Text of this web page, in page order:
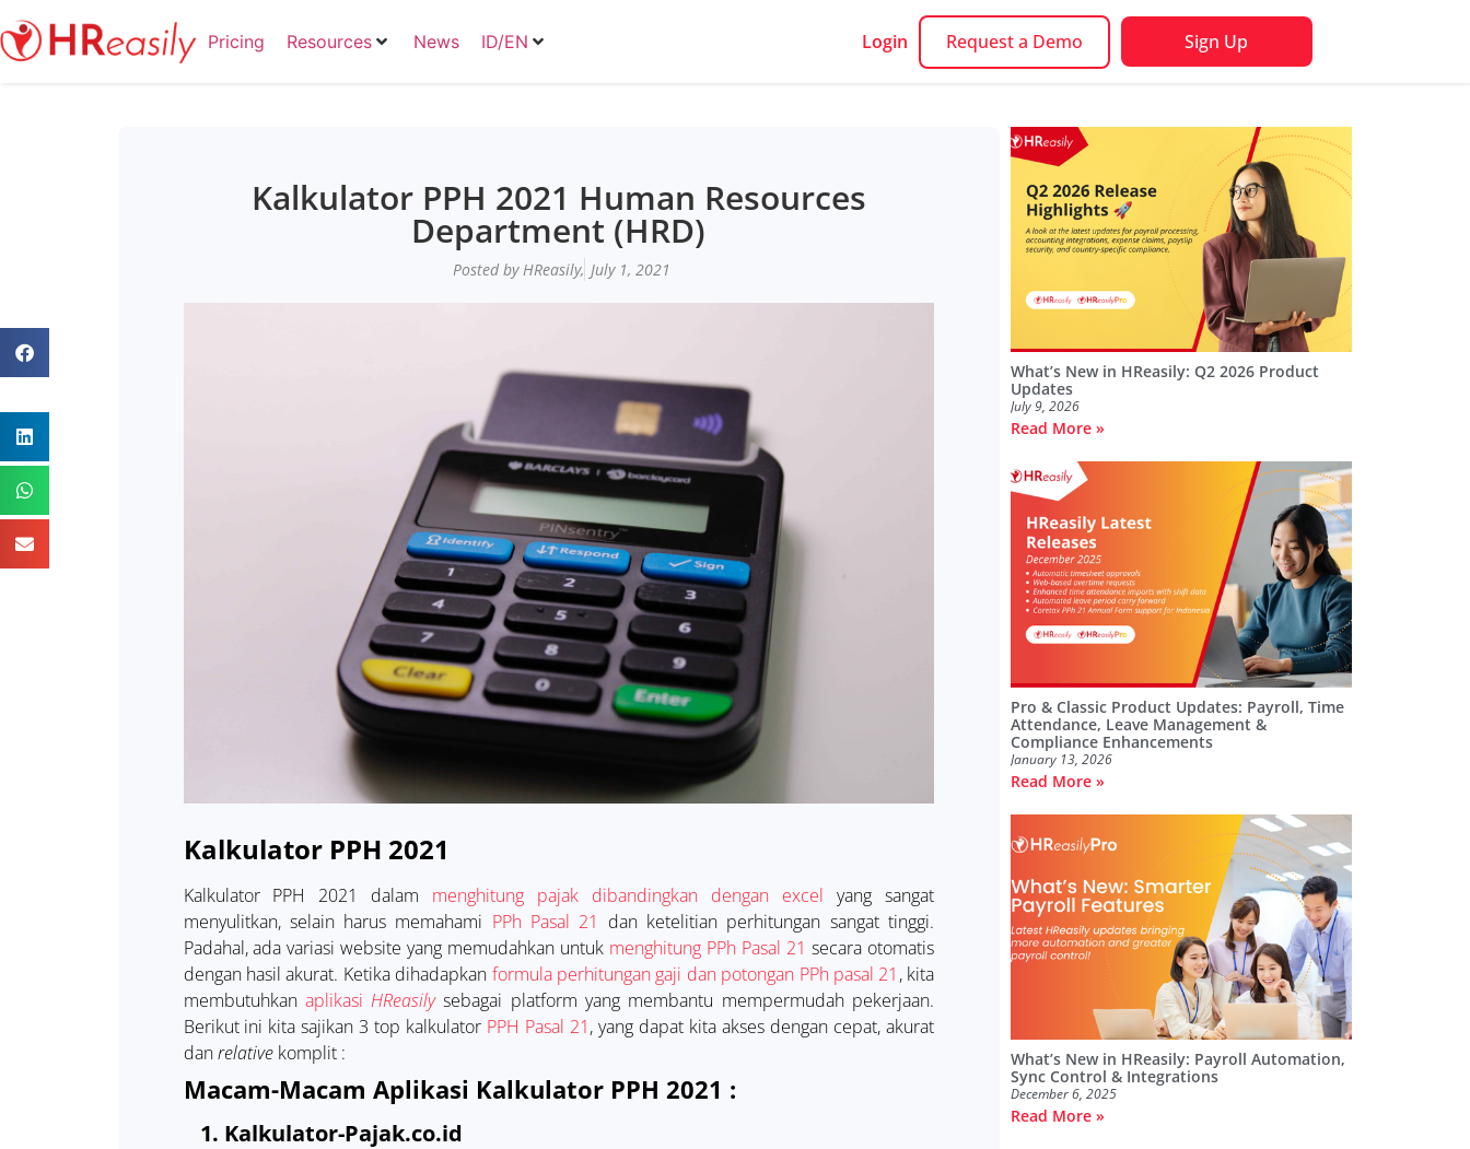
Pricing Resources News ID/EN Login Request a Demo Sign Up
Kalkulator PPH 2021 Human Resources
Department (HRD)
Posted by HReasily, July 1, 2021
KalkulatorPPH 2021
Kalkulator PPH 2021 dalam menghitung pajak dibandingkan dengan excel yang sangat
menyulitkan, selain harus memahami PPh Pasal 21 dan ketelitian perhitungan sangat tinggi.
Padahal, ada variasi website yang memudahkan untuk menghitung PPh Pasal 21 secara otomatis
dengan hasil akurat. Ketika dihadapkan formula perhitungan gaji dan potongan PPh pasal 21 , kita
membutuhkan aplikasiHReasilysebagai platform yang membantu mempermudah pekerjaan.
Berikut ini kita sajikan 3 top kalkulator PPH Pasal 21, yang dapat kita akses dengan cepat, akurat
danrelativekomplit :
Macam-Macam Aplikasi Kalkulator PPH 2021 :
1. Kalkulator-Pajak.co.id
What’s New in HReasily: Q2 2026 Product
Updates
July 9, 2026
Read More »
Pro & Classic Product Updates: Payroll, Time
Attendance, Leave Management &
Compliance Enhancements
January 13, 2026
Read More »
What’s New in HReasily: Payroll Automation,
Sync Control & Integrations
December 6, 2025
Read More »